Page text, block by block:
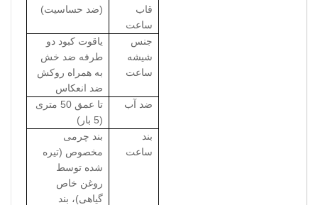
قاب
ساعت
(ضد حساسیت)
جنس
شیشه
ساعت
یاقوت کبود دو
طرفه ضد خش
به همراه روکش
ضد انعکاس
ضد آب
تا عمق 50 متری
(5 بار)
بند
ساعت
بند چرمی
مخصوص (تیره
شده توسط
روغن خاص
گیاهی)، بند